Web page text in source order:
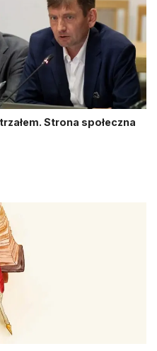
Strona społeczna